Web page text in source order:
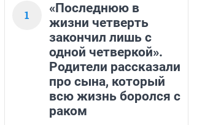
1
«Последнюю в
жизни четверть
закончил лишь с
одной четверкой».
Родители рассказали
про сына, который
всю жизнь боролся с
раком